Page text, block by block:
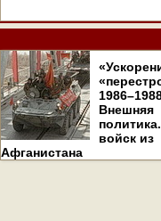
Внешняя
войск из
Афганистана